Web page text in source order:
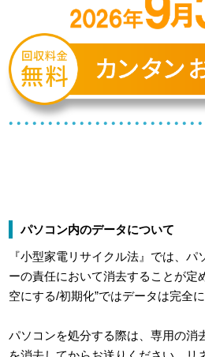
パソコン内のデータについて
『小型家電リサイクル法』では、
ーの責任において消去することが定
空にする/初期化”ではデータは完全
パソコンを処分する際は、専用の消